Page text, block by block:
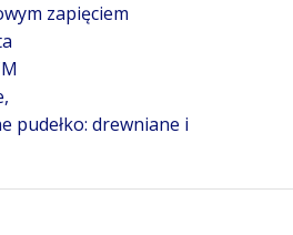
zapięciem
pudełko: drewniane i